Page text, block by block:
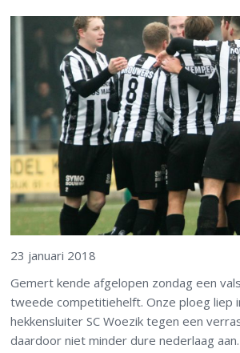
23 januari 2018
Gemert kende afgelopen zondag een
tweede competitiehelft. Onze ploeg liep
hekkensluiter SC Woezik tegen een
daardoor niet minder dure nederlaag aan.